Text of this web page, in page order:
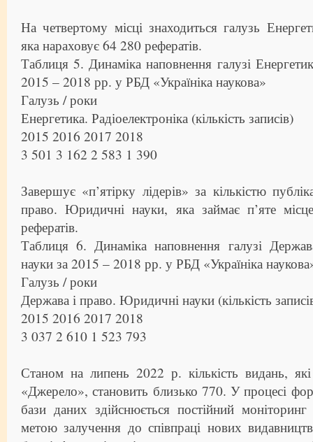
На четвертому місці знаходиться галузь
яка нараховує 64 280 рефератів.
Таблиця 5. Динаміка наповнення галузі
2015 – 2018 рр. у РБД «Україніка наукова»
Галузь / роки
Енергетика. Радіоелектроніка (кількість записів)
2015 2016 2017 2018
3 501 3 162 2 583 1 390
Завершує «п’ятірку лідерів» за кількістю
право. Юридичні науки, яка займає п’яте
рефератів.
Таблиця 6. Динаміка наповнення галузі
науки за 2015 – 2018 рр. у РБД «Україніка
Галузь / роки
Держава і право. Юридичні науки (кількість
2015 2016 2017 2018
3 037 2 610 1 523 793
Станом на липень 2022 р. кількість видань,
«Джерело», становить близько 770. У процесі
бази даних здійснюється постійний
метою залучення до співпраці нових